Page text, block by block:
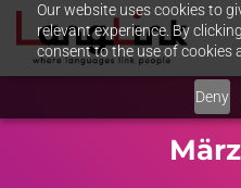
Our website uses cookies to
relevant experience. By
consent to the use of cookies
Deny